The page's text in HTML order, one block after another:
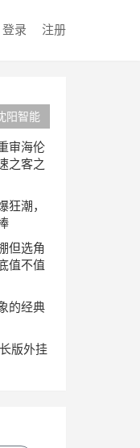
登录 注册
阳智能
高27℃
审海伦
之客之
狂潮，
但选角
值不值
的经典
版外挂